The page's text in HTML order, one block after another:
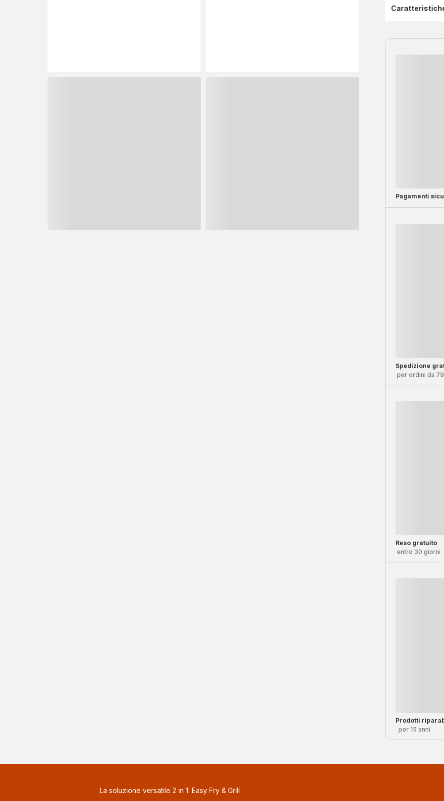
Pagamenti
Spedizione
per ordini da
Reso gratuito
entro 30 giorni
Prodotti
per 15 anni
La soluzione versatile 2 in 1: Easy Fry & Grill